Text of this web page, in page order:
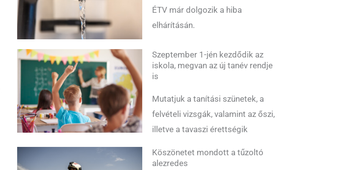
ÉTV már dolgozik a hiba
elhárításán.
Szeptember 1-jén kezdődik az
iskola, megvan az új tanév rendje
is
Mutatjuk a tanítási szünetek, a
felvételi vizsgák, valamint az őszi,
illetve a tavaszi érettségik
Köszönetet mondott a tűzoltó
alezredes